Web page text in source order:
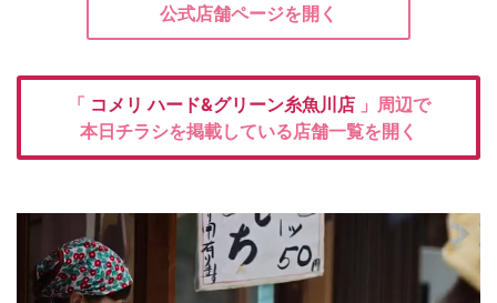
公式店舗ページを開く
「 コメリハード&グリーン糸魚川店 」周辺で
本日チラシを掲載している店舗一覧を開く